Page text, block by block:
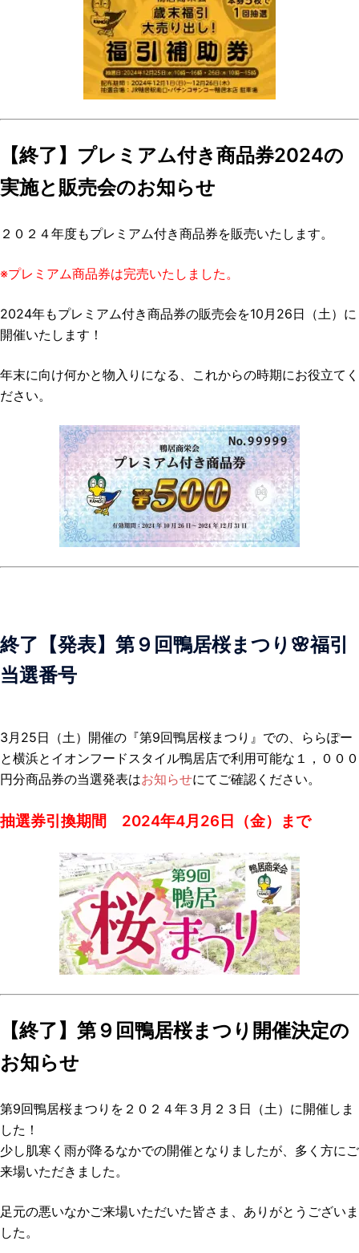
【終了】プレミアム付き商品券2024の
実施と販売会のお知らせ
２０２４年度もプレミアム付き商品券を販売いたします。
※プレミアム商品券は完売いたしました。
2024年もプレミアム付き商品券の販売会を10月26日（土）に
開催いたします！
年末に向け何かと物入りになる、これからの時期にお役立てく
ださい。
終了【発表】第９回鴨居桜まつり🌸福引
当選番号
3月25日（土）開催の『第9回鴨居桜まつり』での、ららぽー
と横浜とイオンフードスタイル鴨居店で利用可能な１，０００
円分商品券の当選発表はお知らせにてご確認ください。
抽選券引換期間 2024年4月26日（金）まで
【終了】第９回鴨居桜まつり開催決定の
お知らせ
第9回鴨居桜まつりを２０２４年３月２３日（土）に開催しま
した！
少し肌寒く雨が降るなかでの開催となりましたが、多く方にご
来場いただきました。
足元の悪いなかご来場いただいた皆さま、ありがとうございま
した。